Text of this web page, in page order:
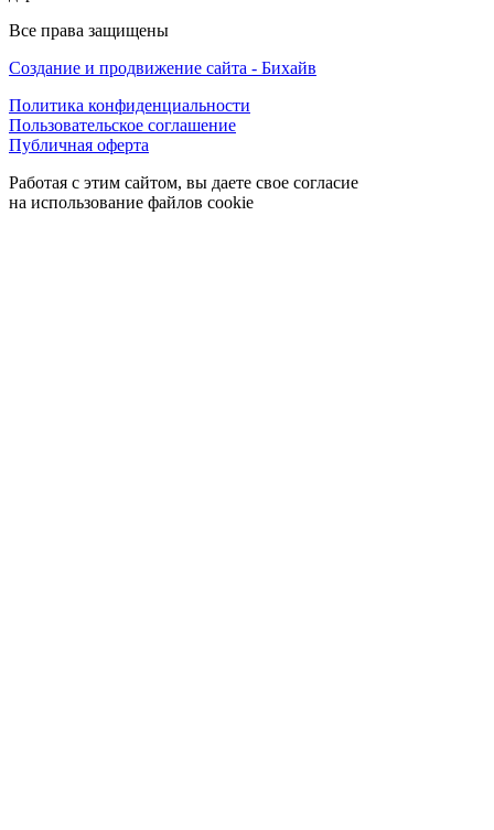
Все права защищены
Создание и продвижение сайта - Бихайв
Политика конфиденциальности
Пользовательское соглашение
Публичная оферта
Работая с этим сайтом, вы даете свое согласие
на использование файлов cookie